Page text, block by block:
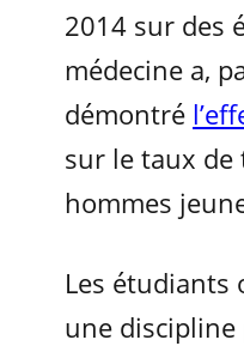
2014 sur des
médecine a,
démontré
sur le taux de
hommes
Les étudiants
une